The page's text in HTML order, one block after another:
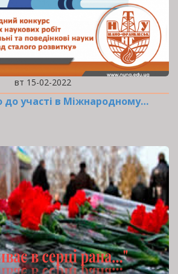
вт 15-02-2022
участі в Міжнародному…